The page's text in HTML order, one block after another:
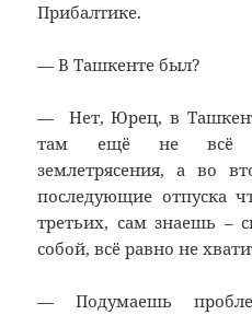
Прибалтике.
— В Ташкенте был?
— Нет, Юрец, в
там ещё не всё
землетрясения, а во
последующие отпуска
третьих, сам знаешь –
собой, всё равно не
— Подумаешь